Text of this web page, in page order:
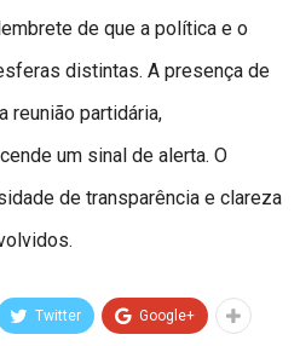
de que a política e o
distintas. A presença de
reunião partidária,
um sinal de alerta. O
de transparência e clareza
Twitter Google+